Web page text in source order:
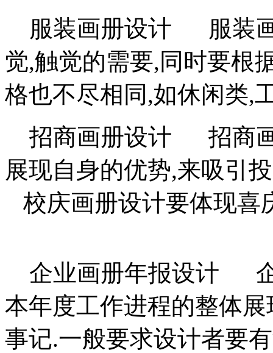
服装画册设计 服装画
觉,触觉的需要,同时要根
格也不尽相同,如休闲类
招商画册设计 招商画
展现自身的优势,来吸
校庆画册设计要体现喜
企业画册年报设计 企
本年度工作进程的整体
事记.一般要求设计者要